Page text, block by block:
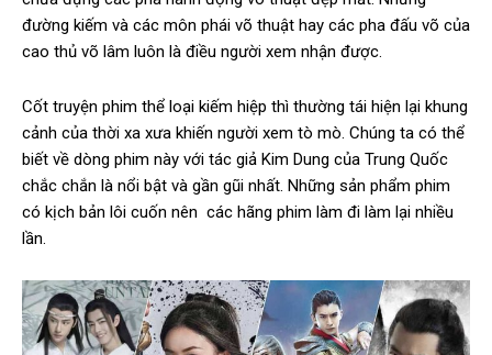
đường kiếm và các môn phái võ thuật hay các pha đấu võ của
cao thủ võ lâm luôn là điều người xem nhận được.
Cốt truyện phim thể loại kiếm hiệp thì thường tái hiện lại khung
cảnh của thời xa xưa khiến người xem tò mò. Chúng ta có thể
biết về dòng phim này với tác giả Kim Dung của Trung Quốc
chắc chắn là nổi bật và gần gũi nhất. Những sản phẩm phim
có kịch bản lôi cuốn nên các hãng phim làm đi làm lại nhiều
lần.